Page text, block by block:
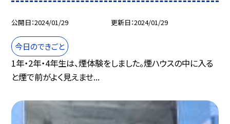
公開日 2024/01/29 更新日 2024/01/29
今日のできごと
1年・2年・4年生は、煙体験をしました。煙ハウスの中に入る
と煙で前がよく見えませ...